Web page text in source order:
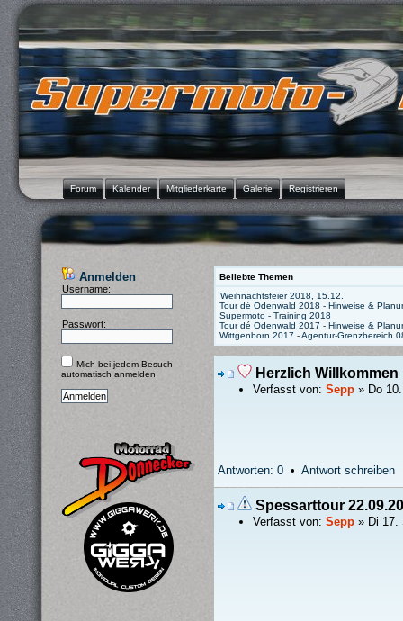
Forum Kalender Mitgliederkarte Galerie Registrieren
Anmelden
Username:
Passwort:
Mich bei jedem Besuch
automatisch anmelden
Beliebte Themen
Weihnachtsfeier 2018, 15.12.
Tour dé Odenwald 2018 - Hinweise &
Supermoto - Training 2018
Tour dé Odenwald 2017 - Hinweise &
Wittgenborn 2017 - Agentur-Grenzbereich
Herzlich Willkommen
Verfasst von: Sepp » Do
Antworten: 0 • Antwort schreiben
Spessarttour
Verfasst von: Sepp » Di 17.